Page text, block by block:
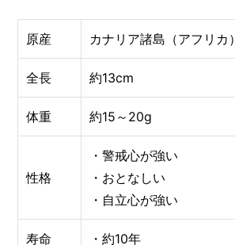
原産 カナリア諸島（アフリカ）
全長 約13cm
体重 約15～20g
性格
・警戒心が強い
・おとなしい
・自立心が強い
寿命 ・約10年